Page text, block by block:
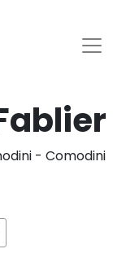
- Comodini